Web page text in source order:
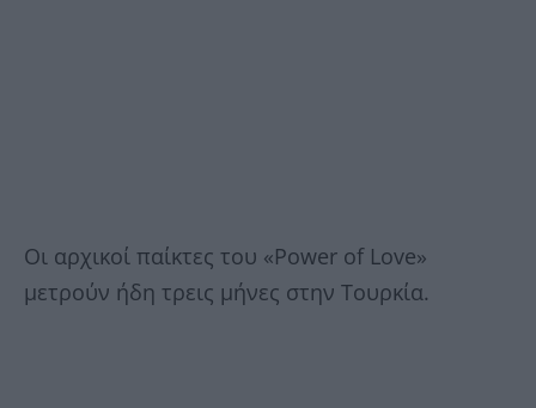
Οι αρχικοί παίκτες του «Power of Love»
μετρούν ήδη τρεις μήνες στην Τουρκία.